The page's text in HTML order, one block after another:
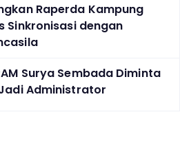
Raperda Kampung
Sinkronisasi dengan
Surya Sembada Diminta
Administrator